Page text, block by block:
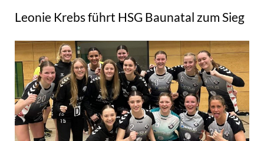
Leonie Krebs führt HSG Baunatal zum Sieg